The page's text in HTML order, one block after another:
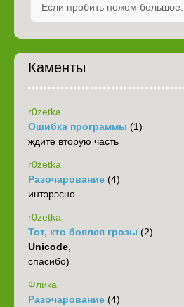
Если пробить ножом большое...
Каменты
r0zetka
Ошибка программы (1)
ждите вторую часть
r0zetka
Разочарование (4)
интэрэсно
r0zetka
Тот, кто боялся грозы (2)
Unicode
спасибо)
Флика
Разочарование (4)